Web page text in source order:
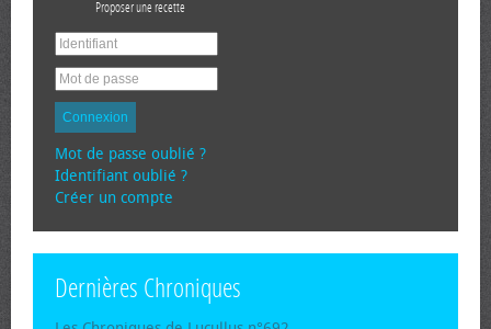
Proposer une recette
Connexion
Mot de passe oublié ?
Identifiant oublié ?
Créer un compte
Dernières Chroniques